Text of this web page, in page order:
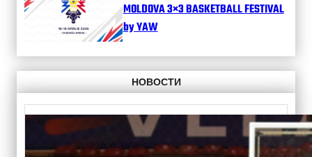
MOLDOVA 3×3 BASKETBALL FESTIVAL
by YAW
НОВОСТИ